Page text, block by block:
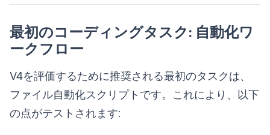
最初のコーディングタスク: 自動化ワ
ークフロー
V4を評価するために推奨される最初のタスクは、
ファイル自動化スクリプトです。これにより、以下
の点がテストされます: